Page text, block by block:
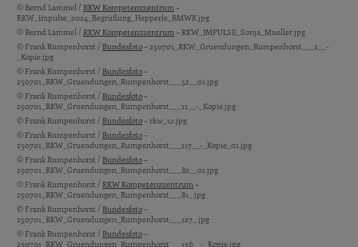
© Bernd Lammel / RKW Kompetenzzentrum–
RKW_Impulse_2024_Begrüßung_Hepperle_BMWK.jpg
© Bernd Lammel / RKW Kompetenzzentrum– RKW_IMPULSE_Sonja_Mueller.jpg
© Frank Rumpenhorst / Bundesfoto– 250701_RKW_Gruendungen_Rumpenhorst___2__-
_Kopie.jpg
© Frank Rumpenhorst / Bundesfoto–
250701_RKW_Gruendungen_Rumpenhorst___52__01.jpg
© Frank Rumpenhorst / Bundesfoto–
250701_RKW_Gruendungen_Rumpenhorst___11__-_Kopie.jpg
© Frank Rumpenhorst / Bundesfoto– rkw_12.jpg
© Frank Rumpenhorst / Bundesfoto–
250701_RKW_Gruendungen_Rumpenhorst___117__-_Kopie_01.jpg
© Frank Rumpenhorst / Bundesfoto–
250701_RKW_Gruendungen_Rumpenhorst___82__01.jpg
© Frank Rumpenhorst / RKW Kompetenzzentrum–
250701_RKW_Gruendungen_Rumpenhorst___81_.jpg
© Frank Rumpenhorst / Bundesfoto–
250701_RKW_Gruendungen_Rumpenhorst___127_.jpg
© Frank Rumpenhorst / Bundesfoto–
250701_RKW_Gruendungen_Rumpenhorst___136__-_Kopie.jpg